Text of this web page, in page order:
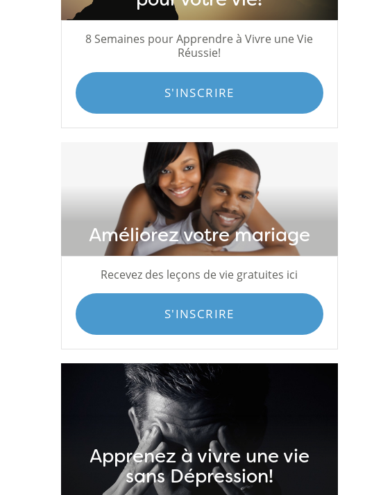
8 Semaines pour Apprendre à Vivre une Vie
Réussie!
S'INSCRIRE
Améliorez votre mariage
Recevez des leçons de vie gratuites ici
S'INSCRIRE
Apprenez à vivre une vie
sans Dépression!